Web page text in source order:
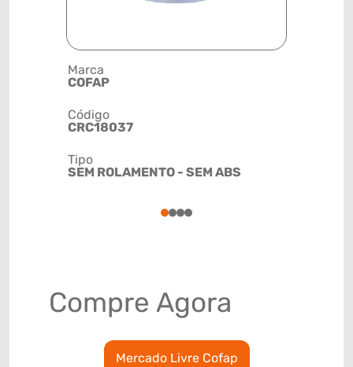
Marca
COFAP
Código
CRC18037
Tipo
SEM ROLAMENTO - SEM ABS
1234
Compre Agora
Mercado Livre Cofap